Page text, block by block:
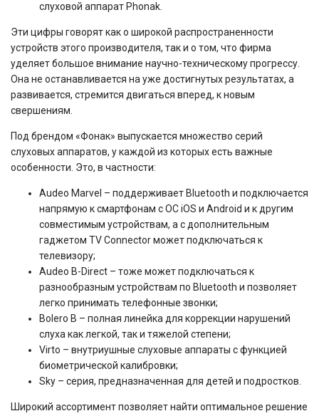
слуховой аппарат Phonak.
Эти цифры говорят как о широкой распространенности
устройств этого производителя, так и о том, что фирма
уделяет большое внимание научно-техническому прогрессу.
Она не останавливается на уже достигнутых результатах, а
развивается, стремится двигаться вперед, к новым
свершениям.
Под брендом «Фонак» выпускается множество серий
слуховых аппаратов, у каждой из которых есть важные
особенности. Это, в частности:
Audeo Marvel – поддерживает Bluetooth и подключается
напрямую к смартфонам с ОС iOS и Android и к другим
совместимым устройствам, а с дополнительным
гаджетом TV Connector может подключаться к
телевизору;
Audeo B-Direct – тоже может подключаться к
разнообразным устройствам по Bluetooth и позволяет
легко принимать телефонные звонки;
Bolero B – полная линейка для коррекции нарушений
слуха как легкой, так и тяжелой степени;
Virto – внутриушные слуховые аппараты с функцией
биометрической калибровки;
Sky – серия, предназначенная для детей и подростков.
Широкий ассортимент позволяет найти оптимальное решение